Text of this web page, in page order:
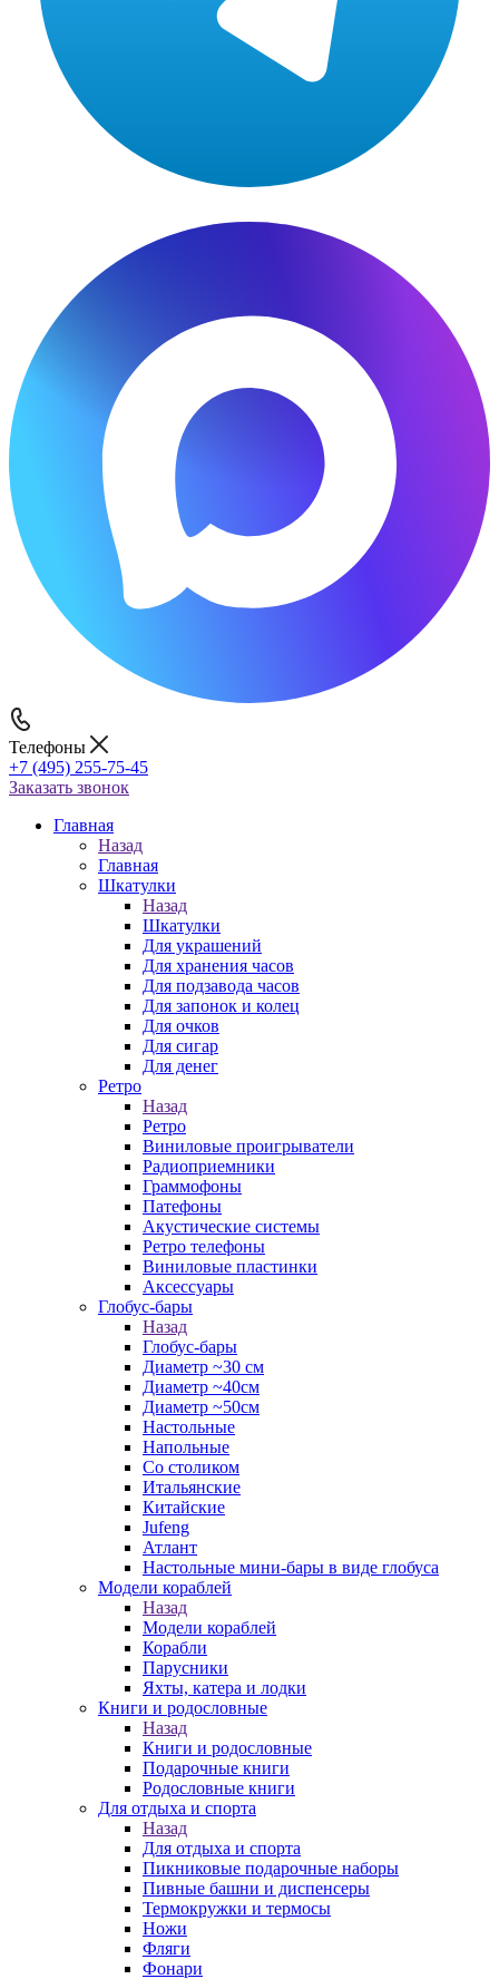
Телефоны
+7 (495) 255-75-45
Заказать звонок
Главная
Назад
Главная
Шкатулки
Назад
Шкатулки
Для украшений
Для хранения часов
Для подзавода часов
Для запонок и колец
Для очков
Для сигар
Для денег
Ретро
Назад
Ретро
Виниловые проигрыватели
Радиоприемники
Граммофоны
Патефоны
Акустические системы
Ретро телефоны
Виниловые пластинки
Аксессуары
Глобус-бары
Назад
Глобус-бары
Диаметр ~30 см
Диаметр ~40см
Диаметр ~50см
Настольные
Напольные
Со столиком
Итальянские
Китайские
Jufeng
Атлант
Настольные мини-бары в виде глобуса
Модели кораблей
Назад
Модели кораблей
Корабли
Парусники
Яхты, катера и лодки
Книги и родословные
Назад
Книги и родословные
Подарочные книги
Родословные книги
Для отдыха и спорта
Назад
Для отдыха и спорта
Пикниковые подарочные наборы
Пивные башни и диспенсеры
Термокружки и термосы
Ножи
Фляги
Фонари